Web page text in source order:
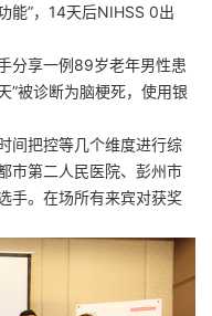
能”，14天后NIHSS 0出
分享一例89岁老年男性患
”被诊断为脑梗死，使用银
间把控等几个维度进行综
市第二人民医院、彭州市
手。在场所有来宾对获奖